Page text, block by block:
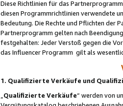
Diese Richtlinien für das Partnerprogramm
diesen Programmrichtlinien verwendete
Bedeutung. Die Rechte und Pflichten der
Partnerprogramm gelten nach
festgehalten: Jeder Verstoß gegen die
das Influencer Programm gilt als
1. Qualifizierte Verkäufe und
Qualifizierte Verkäufe“ werden von